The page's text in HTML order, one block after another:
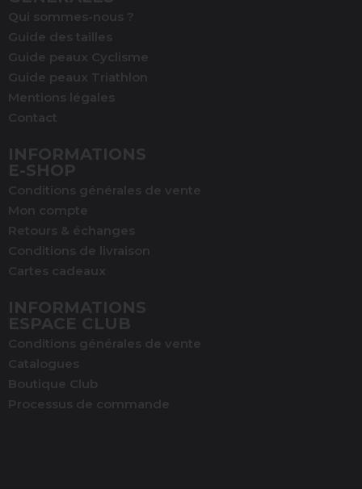
Qui sommes-nous ?
Guide des tailles
Guide peaux Cyclisme
Guide peaux Triathlon
Mentions légales
Contact
INFORMATIONS
E-SHOP
Conditions générales de vente
Mon compte
Retours & échanges
Conditions de livraison
Cartes cadeaux
INFORMATIONS
ESPACE CLUB
Conditions générales de vente
Catalogues
Boutique Club
Processus de commande